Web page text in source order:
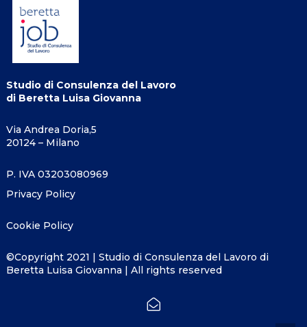
Studio di Consulenza del Lavoro
di Beretta Luisa Giovanna
Via Andrea Doria,5
20124 – Milano
P. IVA 03203080969
Privacy Policy
Cookie Policy
©Copyright 2021 | Studio di Consulenza del Lavoro di
Beretta Luisa Giovanna | All rights reserved